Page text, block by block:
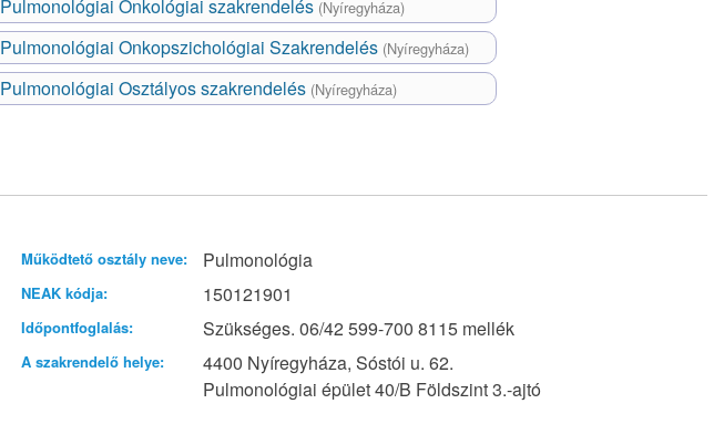
Pulmonológiai Onkológiai szakrendelés (Nyíregyháza)
Pulmonológiai Onkopszichológiai Szakrendelés (Nyíregyháza)
Pulmonológiai Osztályos szakrendelés (Nyíregyháza)
Működtető osztály neve: Pulmonológia
NEAK kódja: 150121901
Időpontfoglalás: Szükséges. 06/42 599-700 8115 mellék
A szakrendelő helye:
4400 Nyíregyháza, Sóstói u. 62.
Pulmonológiai épület 40/B Földszint 3.-ajtó